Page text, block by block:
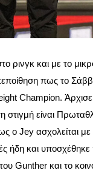
ρινγκ και με το
πως το
Champion.
στιγμή είναι
ο Jey ασχολείται
ήδη και
Gunther και το